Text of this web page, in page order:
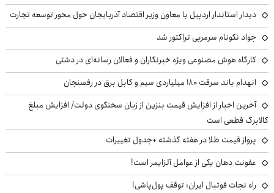
دیدار استاندار اردبیل با معاون وزیر اقتصاد آذربایجان حول محور توسعه تجارت
جواد نکونام سرمربی تراکتور شد
کارگاه هوش مصنوعی ویژه خبرنگاران و فعالان رسانه‌ای در دشتی
انهدام باند سرقت ۱۸۰ میلیاردی سیم و کابل برق در رفسنجان
آخرین اخبار از افزایش قیمت بنزین از زبان سخنگوی دولت/ افزایش مبلغ
کالابرگ قطعی است
پرواز قیمت طلا در هفته گذشته +جدول تغییرات
عفونت دهان یکی از عوامل آلزایمر است!
راه نجات فوتبال ایران: توقف پول‌پاشی!